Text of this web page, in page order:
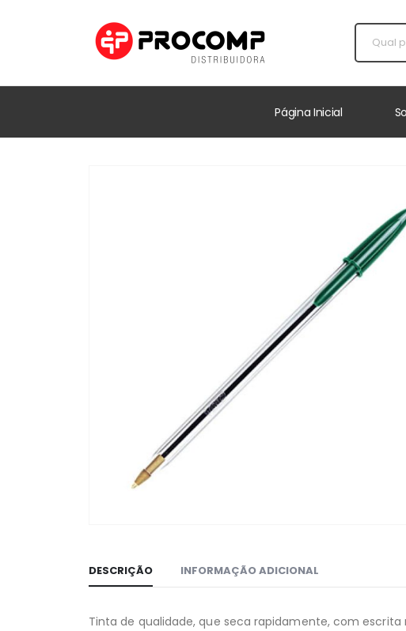
Página Inicial
DESCRIÇÃO INFORMAÇÃO ADICIONAL
Tinta de qualidade, que seca rapidamente, com